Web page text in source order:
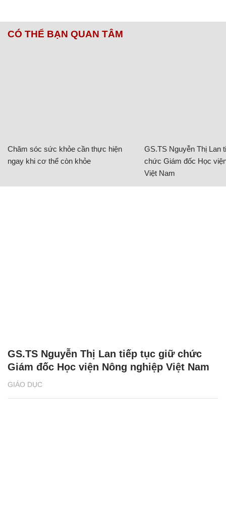
CÓ THỂ BẠN QUAN TÂM
Chăm sóc sức khỏe cần thực hiện
ngay khi cơ thể còn khỏe
GS.TS Nguyễn Thị Lan
chức Giám đốc Học
Việt Nam
GIÁO DỤC
GS.TS Nguyễn Thị Lan tiếp tục giữ chức
Giám đốc Học viện Nông nghiệp Việt Nam